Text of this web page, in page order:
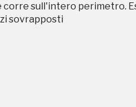
corre sull'intero perimetro.
sovrapposti